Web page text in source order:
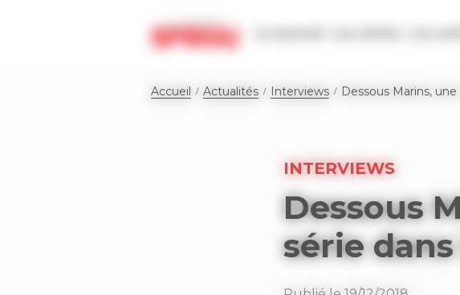
Accueil Actualités Interviews Dessous Marins,
INTERVIEWS
Dessous
série